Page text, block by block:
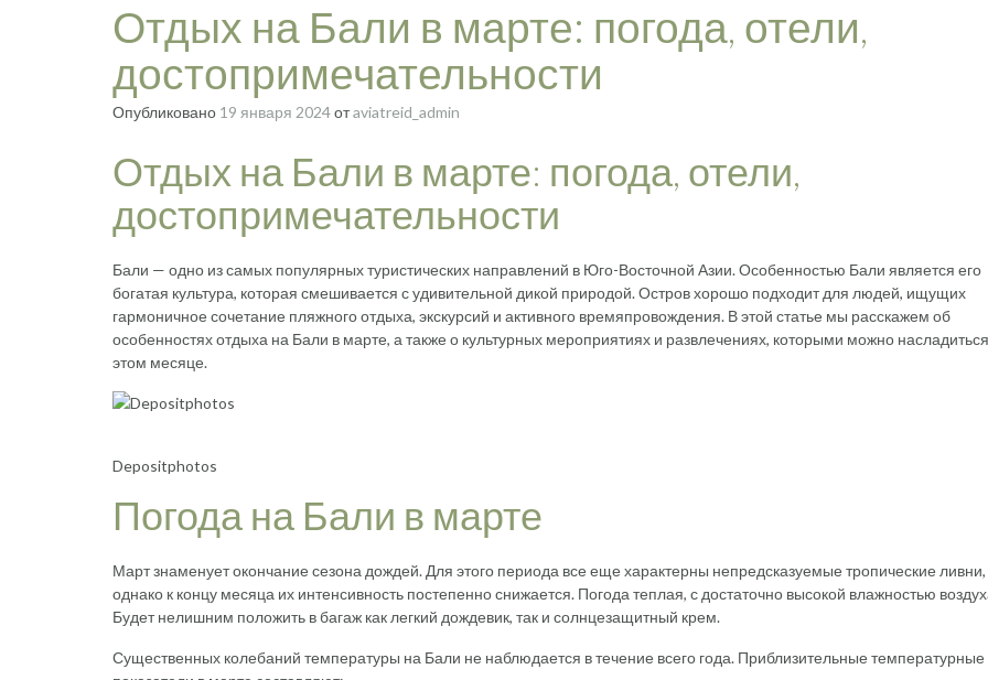
Отдых на Бали в марте: погода, отели,
достопримечательности
Опубликовано 19 января 2024отaviatreid_admin
Отдых на Бали в марте: погода, отели,
достопримечательности
Бали — одно из самых популярных туристических направлений в Юго-Восточной Азии. Особенностью Бали является его
богатая культура, которая смешивается с удивительной дикой природой. Остров хорошо подходит для людей, ищущих
гармоничное сочетание пляжного отдыха, экскурсий и активного времяпровождения. В этой статье мы расскажем об
особенностях отдыха на Бали в марте, а также о культурных мероприятиях и развлечениях, которыми можно
этом месяце.
Depositphotos
Погода на Бали в марте
Март знаменует окончание сезона дождей. Для этого периода все еще характерны непредсказуемые тропические ливни,
однако к концу месяца их интенсивность постепенно снижается. Погода теплая, с достаточно высокой влажностью
Будет нелишним положить в багаж как легкий дождевик, так и солнцезащитный крем.
Существенных колебаний температуры на Бали не наблюдается в течение всего года. Приблизительные температурные